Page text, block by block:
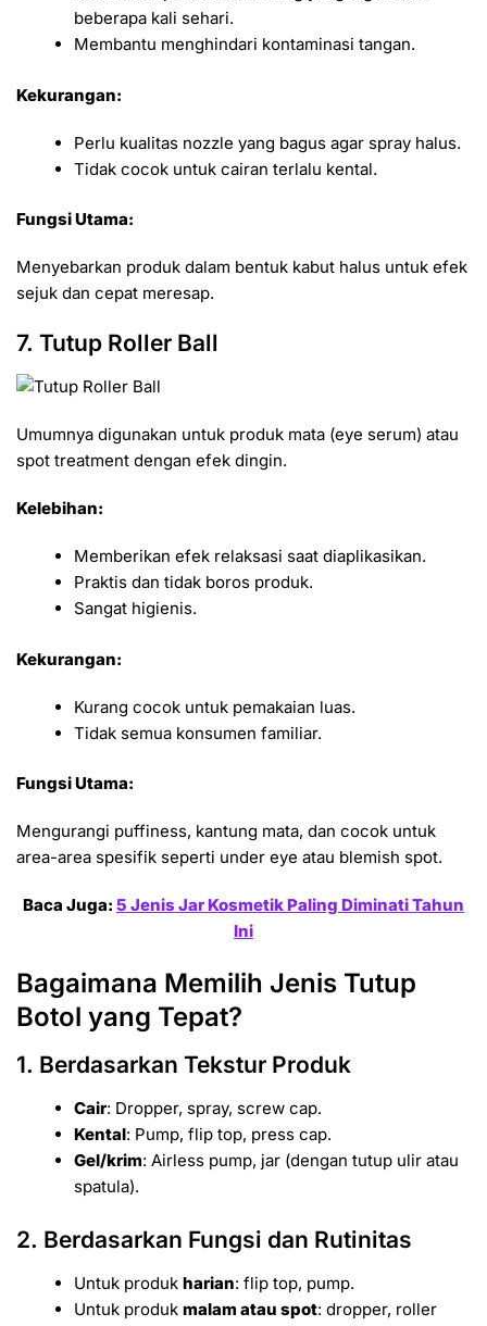
beberapa kali sehari.
Membantu menghindari kontaminasi tangan.
Kekurangan:
Perlu kualitas nozzle yang bagus agar spray halus.
Tidak cocok untuk cairan terlalu kental.
Fungsi Utama:
Menyebarkan produk dalam bentuk kabut halus untuk efek
sejuk dan cepat meresap.
7. Tutup Roller Ball
Umumnya digunakan untuk produk mata (eye serum) atau
spot treatment dengan efek dingin.
Kelebihan:
Memberikan efek relaksasi saat diaplikasikan.
Praktis dan tidak boros produk.
Sangat higienis.
Kekurangan:
Kurang cocok untuk pemakaian luas.
Tidak semua konsumen familiar.
Fungsi Utama:
Mengurangi puffiness, kantung mata, dan cocok untuk
area-area spesifik seperti under eye atau blemish spot.
Baca Juga: 5 Jenis Jar Kosmetik Paling Diminati Tahun
Ini
Bagaimana Memilih Jenis Tutup
Botol yang Tepat?
1. Berdasarkan Tekstur Produk
Cair: Dropper, spray, screw cap.
Kental: Pump, flip top, press cap.
Gel/krim: Airless pump, jar (dengan tutup ulir atau
spatula).
2. Berdasarkan Fungsi dan Rutinitas
Untuk produkharian: flip top, pump.
Untuk produkmalam atau spot: dropper, roller